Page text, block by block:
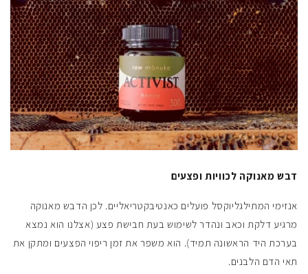
דבש מאנוקה לכוויות ופצעים
אנזימי המתילגליוקסל פועלים כאנטיבקטריאליים. לכן הדבש מאנוקה
מרגיע דלקת וכאב ונהדר לשימוש בעת חבישת פצע (אצלנו הוא נמצא
בערכת היד הראשונה תמיד). הוא משפר את זמן ריפוי הפצעים ומתקן את
תאי הדם הלבנים.